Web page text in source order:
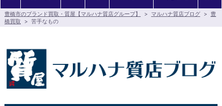
豊橋市のブランド買取・質屋【マルハナ質店グループ】 > マルハナ質店ブログ >
豊
橋買取
> 苦手なもの